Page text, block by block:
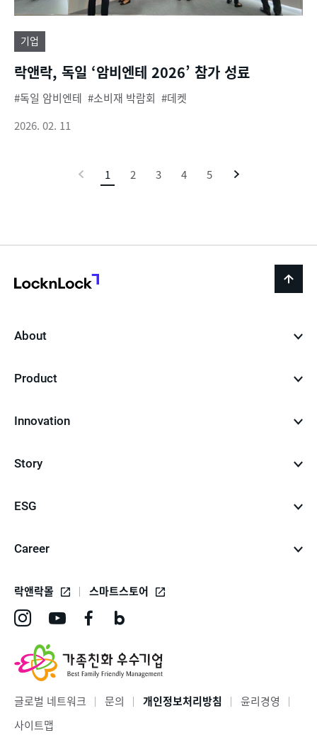
기업
락앤락, 독일 ‘암비엔테 2026’ 참가 성료
독일 암비엔테 소비재 박람회
데켓
2026. 02. 11
1
이
2 3 4 5
back
About
Product
Innovation
Story
ESG
Career
락앤락몰 스마트스토어
스
타
램
바
브
로
스
바
버
로
글로벌 네트워크 문의 개인정보처리방침
윤리경영
사이트맵